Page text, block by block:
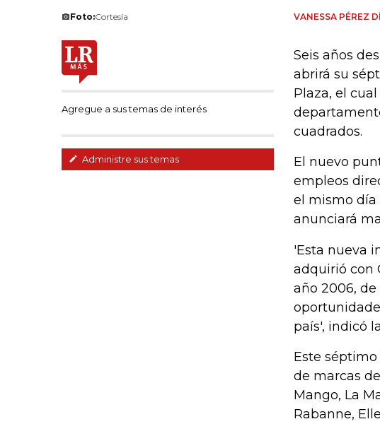
Foto:Cortesía
Agregue a sus temas de interés
Administre sus temas
VANESSA PÉREZ
Seis años
abrirá su
Plaza, el
cuadrados.
El nuevo
empleos
el mismo día
anunciará
'Esta nueva
adquirió con
año 2006,
país', indicó
Este
de marcas
Mango, La
Rabanne,